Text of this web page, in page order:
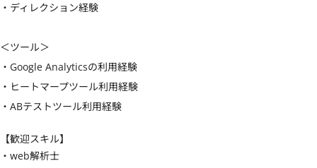
・ディレクション経験
＜ツール＞
・Google Analyticsの利用経験
・ヒートマープツール利用経験
・ABテストツール利用経験
【歓迎スキル】
・web解析士